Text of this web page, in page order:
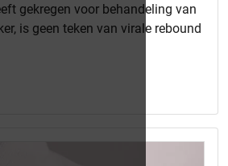
gekregen voor behandeling van
is geen teken van virale rebound